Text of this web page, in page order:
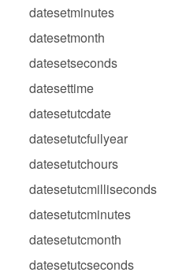
datesetminutes
datesetmonth
datesetseconds
datesettime
datesetutcdate
datesetutcfullyear
datesetutchours
datesetutcmilliseconds
datesetutcminutes
datesetutcmonth
datesetutcseconds